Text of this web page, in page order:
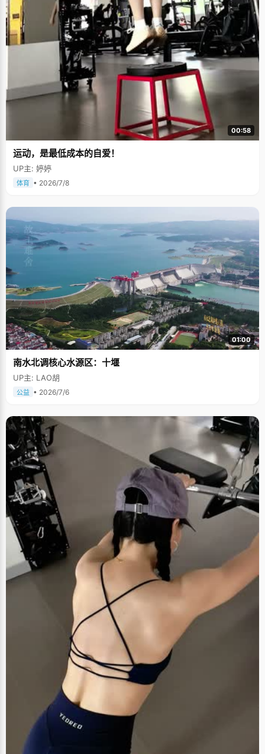
00:58
运动，是最低成本的自爱！
UP主: 婷婷
体育 • 2026/7/8
01:00
南水北调核心水源区：十堰
UP主: LAO胡
公益 • 2026/7/6